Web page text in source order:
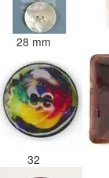
28 mm
32